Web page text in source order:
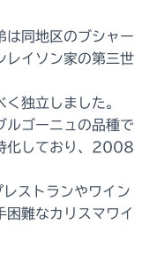
は同地区のブシャー
レイソン家の第三世
独立しました。
ルゴーニュの品種で
化しており、2008
ストランやワイン
困難なカリスマワイ